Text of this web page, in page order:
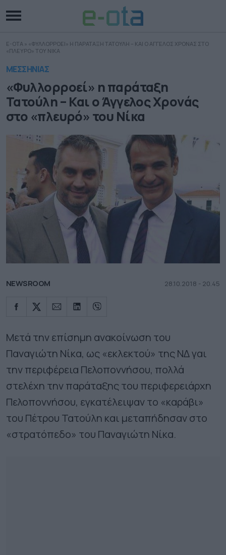
E-OTA » «ΦΥΛΛΟΡΡΟΕΙ» Η ΠΑΡΑΤΑΞΗ ΤΑΤΟΥΛΗ – ΚΑΙ Ο ΑΓΓΕΛΟΣ ΧΡΟΝΑΣ ΣΤΟ
«ΠΛΕΥΡΟ» ΤΟΥ ΝΙΚΑ
ΜΕΣΣΗΝΙΑΣ
«Φυλλορροεί» η παράταξη
Τατούλη – Και ο Άγγελος Χρονάς
στο «πλευρό» του Νίκα
NEWSROOM 28.10.2018 - 20.45
Μετά την επίσημη ανακοίνωση του
Παναγιώτη Νίκα, ως «εκλεκτού» της ΝΔ γαι
την περιφέρεια Πελοποννήσου, πολλά
στελέχη την παράταξης του περιφερειάρχη
Πελοποννήσου, εγκατέλειψαν το «καράβι»
του Πέτρου Τατούλη και μεταπήδησαν στο
«στρατόπεδο» του Παναγιώτη Νίκα.